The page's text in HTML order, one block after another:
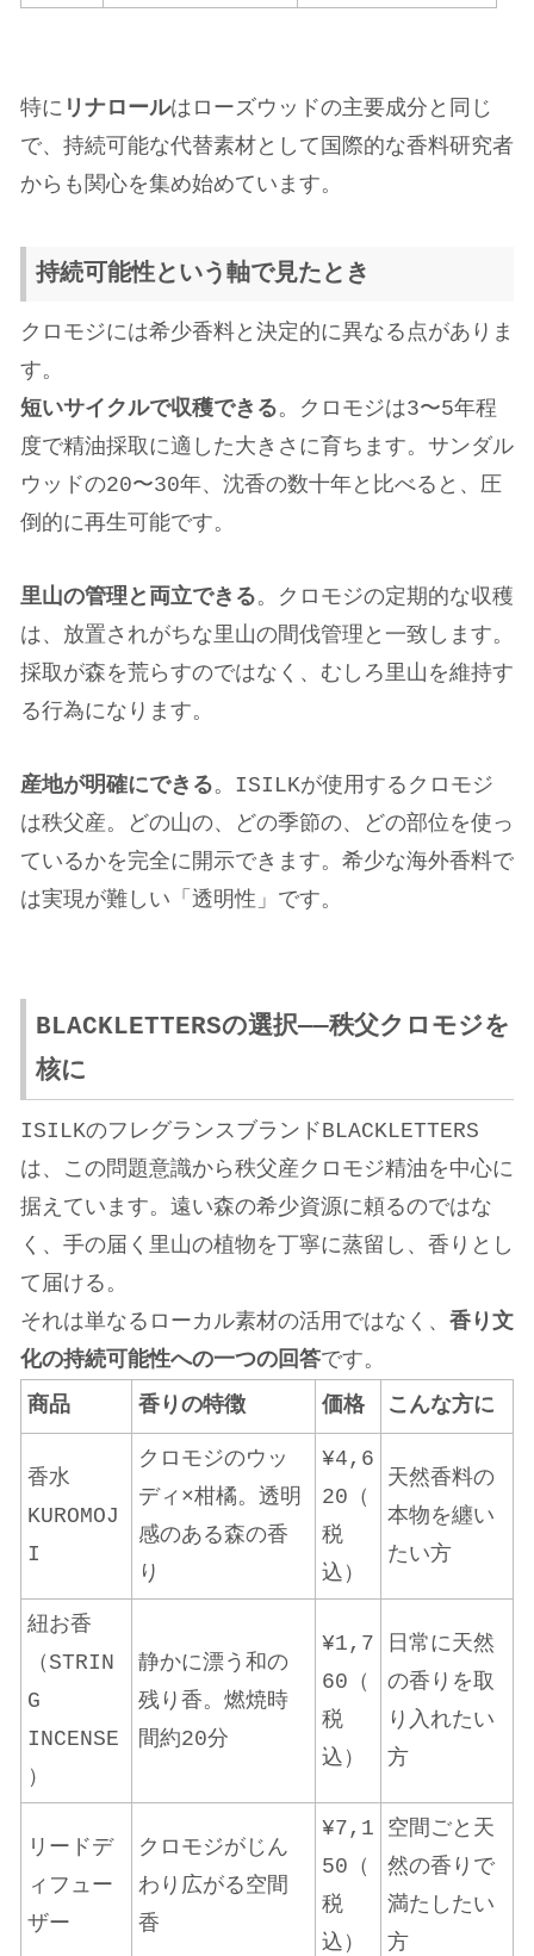
特に リナロールはローズウッドの主要成分と同じ
で、持続可能な代替素材として国際的な香料研究者
からも関心を集め始めています。
持続可能性という軸で見たとき
クロモジには希少香料と決定的に異なる点がありま
す。
短いサイクルで収穫できる。クロモジは3〜5年程
度で精油採取に適した大きさに育ちます。サンダル
ウッドの20〜30年、沈香の数十年と比べると、圧
倒的に再生可能です。
里山の管理と両立できる。クロモジの定期的な収穫
は、放置されがちな里山の間伐管理と一致します。
採取が森を荒らすのではなく、むしろ里山を維持す
る行為になります。
産地が明確にできる。ISILKが使用するクロモジ
は秩父産。どの山の、どの季節の、どの部位を使っ
ているかを完全に開示できます。希少な海外香料で
は実現が難しい「透明性」です。
BLACKLETTERSの選択——秩父クロモジを
核に
ISILKのフレグランスブランドBLACKLETTERS
は、この問題意識から秩父産クロモジ精油を中心に
据えています。遠い森の希少資源に頼るのではな
く、手の届く里山の植物を丁寧に蒸留し、香りとし
て届ける。
それは単なるローカル素材の活用ではなく、 香り文
化の持続可能性への一つの回答です。
商品
香りの特徴 価格 こんな方に
香水
KUROMOJ
I
クロモジのウッ
ディ×柑橘。透明
感のある森の香
り
¥4,6
20（
税
込）
天然香料の
本物を纏い
たい方
紐お香
（STRIN
G
INCENSE
）
静かに漂う和の
残り香。燃焼時
間約20分
¥1,7
60（
税
込）
日常に天然
の香りを取
り入れたい
方
リードデ
ィフュー
ザー
クロモジがじん
わり広がる空間
香
¥7,1
50（
税
込）
空間ごと天
然の香りで
満たしたい
方